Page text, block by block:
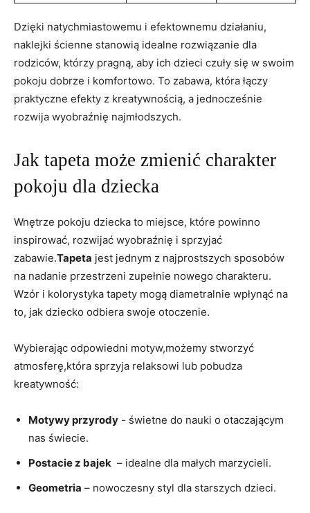
Dzięki ⁣natychmiastowemu i efektownemu działaniu, ​
naklejki ścienne ‌stanowią idealne ⁣rozwiązanie dla
rodziców,⁤ którzy pragną, aby ich ⁤dzieci ⁢czuły się w swoim
pokoju dobrze⁣ i komfortowo. To ⁤zabawa, która łączy
⁤praktyczne efekty z kreatywnością, a jednocześnie⁤
rozwija wyobraźnię najmłodszych.
Jak⁣ tapeta może zmienić ⁤charakter
pokoju dla dziecka
Wnętrze pokoju dziecka to miejsce, ⁢które powinno
⁤inspirować, rozwijać wyobraźnię i sprzyjać
zabawie.Tapeta jest jednym​ z najprostszych ‍sposobów
na ‍nadanie przestrzeni ⁢zupełnie nowego charakteru.
Wzór​ i ‍kolorystyka ‍tapety​ mogą⁢ diametralnie wpłynąć na
‍to, jak dziecko ⁤odbiera swoje otoczenie.
Wybierając odpowiedni motyw,możemy ​stworzyć
atmosferę,która​ sprzyja ​relaksowi⁢ lub ​pobudza
kreatywność:
Motywy⁤ przyrody ‍- świetne ‌do nauki o otaczającym
nas świecie.
Postacie z bajek ‍ – idealne dla małych marzycieli.
Geometria – ⁢nowoczesny styl dla starszych ‌dzieci.